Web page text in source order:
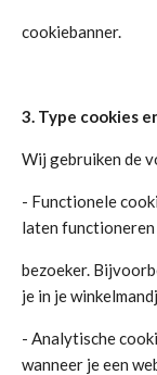
cookiebanner.
3. Type cookies
Wij gebruiken de
- Functionele
laten
bezoeker.
je in je
- Analytische
wanneer je een